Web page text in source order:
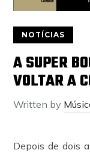
NOTÍCIAS
A SUPER
VOLTAR A
Written by
Depois de dois